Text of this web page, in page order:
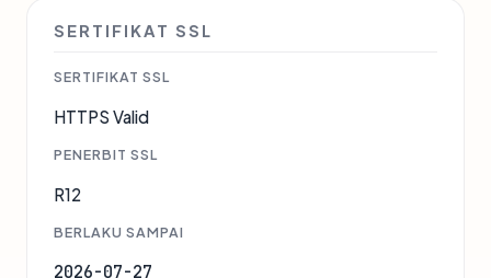
SERTIFIKAT SSL
SERTIFIKAT SSL
HTTPS Valid
PENERBIT SSL
R12
BERLAKU SAMPAI
2026-07-27